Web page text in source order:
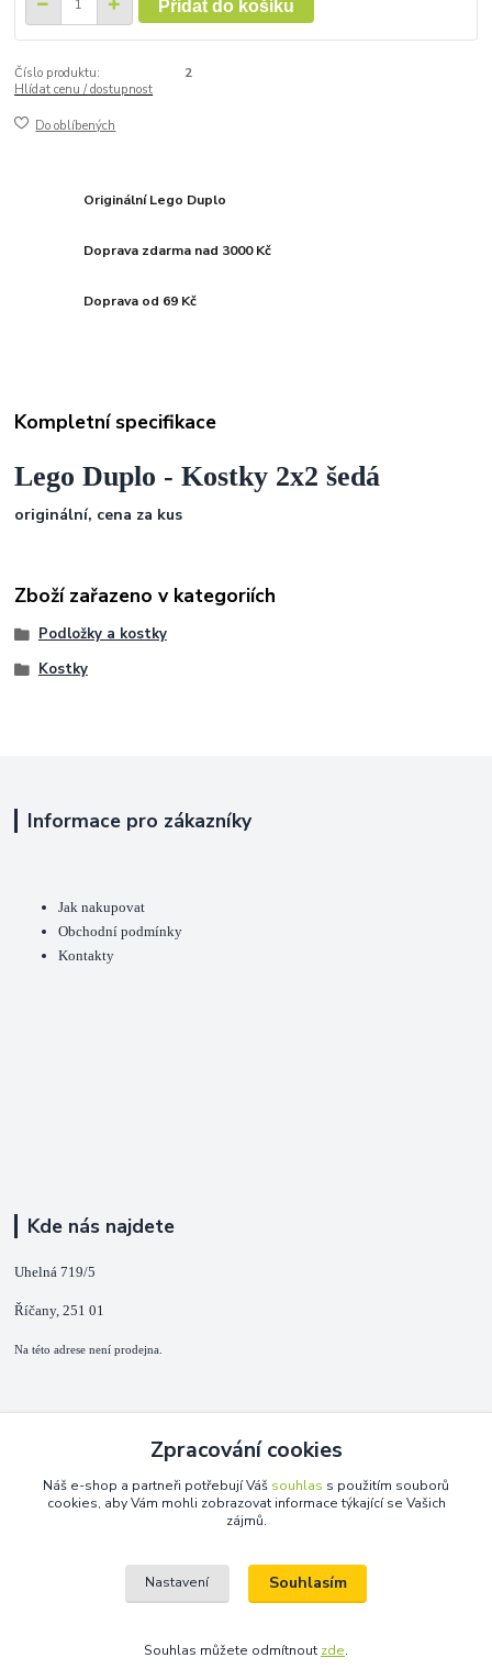
Přidat do košíku
Číslo produktu:
2
Hlídat cenu / dostupnost
Do oblíbených
Originální Lego Duplo
Doprava zdarma nad 3000 Kč
Doprava od 69 Kč
Kompletní specifikace
Lego Duplo - Kostky 2x2 šedá
originální, cena za kus
Zboží zařazeno v kategoriích
Podložky a kostky
Kostky
Informace pro zákazníky
Jak nakupovat
Obchodní podmínky
Kontakty
Kde nás najdete
Uhelná 719/5
Říčany, 251 01
Na této adrese není prodejna.
+420 725 889 873
(Po-Ne, 9-18 hod.)
Zpracování cookies
Náš e-shop a partneři potřebují Váš souhlas s použitím souborů
cookies, aby Vám mohli zobrazovat informace týkající se Vašich
zájmů.
Nastavení Souhlasím
Souhlas můžete odmítnout zde.